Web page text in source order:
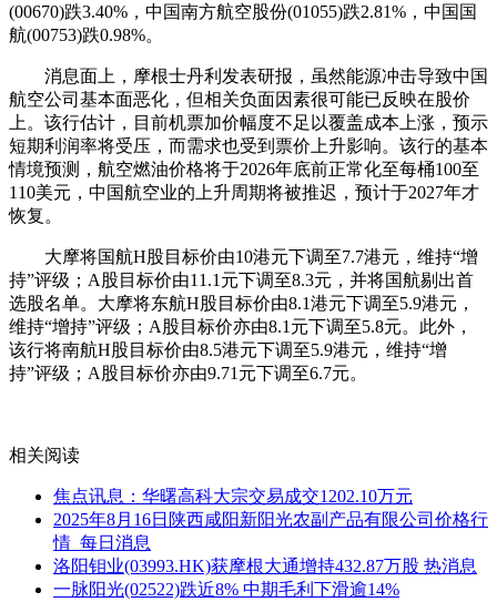
(00670)跌3.40%，中国南方航空股份(01055)跌2.81%，中国国
航(00753)跌0.98%。
消息面上，摩根士丹利发表研报，虽然能源冲击导致中国
航空公司基本面恶化，但相关负面因素很可能已反映在股价
上。该行估计，目前机票加价幅度不足以覆盖成本上涨，预示
短期利润率将受压，而需求也受到票价上升影响。该行的基本
情境预测，航空燃油价格将于2026年底前正常化至每桶100至
110美元，中国航空业的上升周期将被推迟，预计于2027年才
恢复。
大摩将国航H股目标价由10港元下调至7.7港元，维持“增
持”评级；A股目标价由11.1元下调至8.3元，并将国航剔出首
选股名单。大摩将东航H股目标价由8.1港元下调至5.9港元，
维持“增持”评级；A股目标价亦由8.1元下调至5.8元。此外，
该行将南航H股目标价由8.5港元下调至5.9港元，维持“增
持”评级；A股目标价亦由9.71元下调至6.7元。
相关阅读
焦点讯息：华曙高科大宗交易成交1202.10万元
2025年8月16日陕西咸阳新阳光农副产品有限公司价格行
情_每日消息
洛阳钼业(03993.HK)获摩根大通增持432.87万股 热消息
一脉阳光(02522)跌近8% 中期毛利下滑逾14%